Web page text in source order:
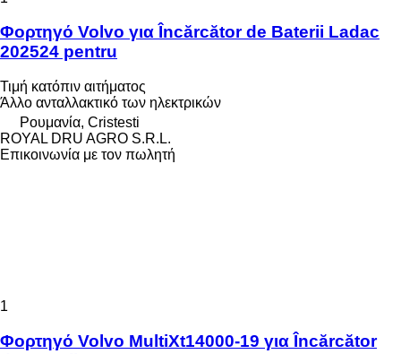
Φορτηγό Volvo για Încărcător de Baterii Ladac
202524 pentru
Τιμή κατόπιν αιτήματος
Άλλο ανταλλακτικό των ηλεκτρικών
Ρουμανία, Cristesti
ROYAL DRU AGRO S.R.L.
Επικοινωνία με τον πωλητή
1
Φορτηγό Volvo MultiXt14000-19 για Încărcător